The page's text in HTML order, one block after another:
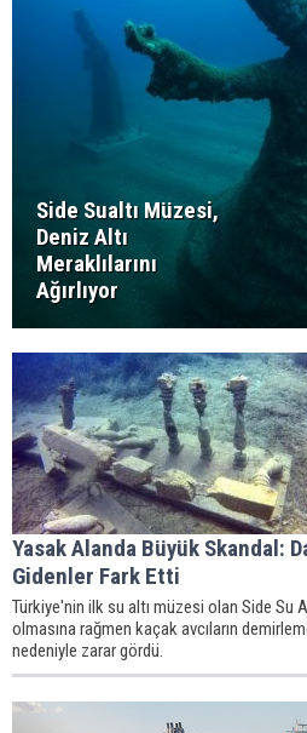
Side Sualtı Müzesi,
Deniz Altı
Meraklılarını
Ağırlıyor
Yasak Alanda Büyük Skandal:
Gidenler Fark Etti
Türkiye'nin ilk su altı müzesi olan Side Su
olmasına rağmen kaçak avcıların
nedeniyle zarar gördü.